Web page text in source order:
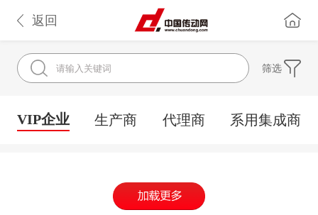
返回
筛选
VIP企业 生产商 代理商 系用集成商